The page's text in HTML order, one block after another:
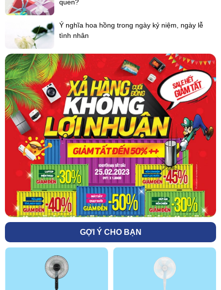
quen?
Ý nghĩa hoa hồng trong ngày kỷ niệm, ngày lễ
tình nhân
GỢI Ý CHO BẠN